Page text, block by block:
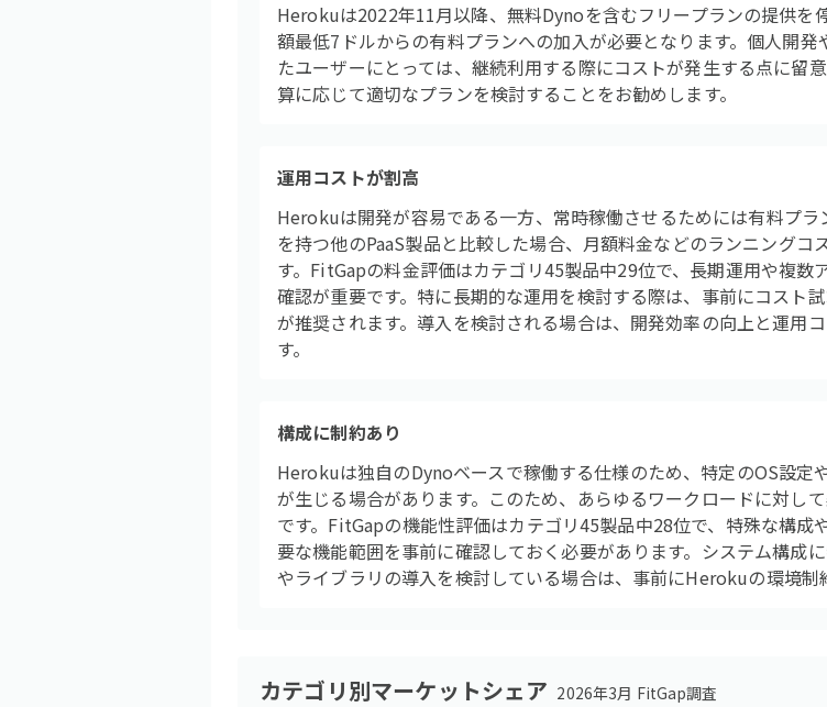
Herokuは2022年11月以降、無料Dynoを含むフリープランの提供を
額最低7ドルからの有料プランへの加入が必要となります。個人開
たユーザーにとっては、継続利用する際にコストが発生する点に留
算に応じて適切なプランを検討することをお勧めします。
運用コストが割高
Herokuは開発が容易である一方、常時稼働させるためには有料プ
を持つ他のPaaS製品と比較した場合、月額料金などのランニング
す。FitGapの料金評価はカテゴリ45製品中29位で、長期運用や複
確認が重要です。特に長期的な運用を検討する際は、事前にコスト
が推奨されます。導入を検討される場合は、開発効率の向上と運用
す。
構成に制約あり
Herokuは独自のDynoベースで稼働する仕様のため、特定のOS設定
が生じる場合があります。このため、あらゆるワークロードに対し
です。FitGapの機能性評価はカテゴリ45製品中28位で、特殊な構
要な機能範囲を事前に確認しておく必要があります。システム構成
やライブラリの導入を検討している場合は、事前にHerokuの環境制
カテゴリ別マーケットシェア 2026年3月 FitGap調査